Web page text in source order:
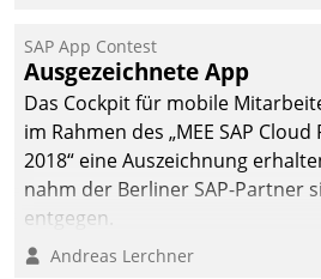
SAP App Contest
Ausgezeichnete App
Das Cockpit für mobile
im Rahmen des „MEE SAP
2018“ eine Auszeichnung
nahm der Berliner SAP-Partner
entgegen.
Andreas Lerchner